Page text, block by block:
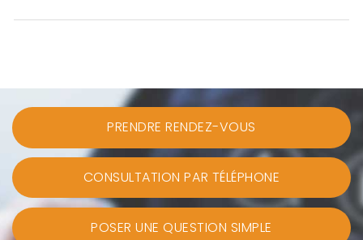
PRENDRE RENDEZ-VOUS
CONSULTATION PAR TÉLÉPHONE
POSER UNE QUESTION SIMPLE